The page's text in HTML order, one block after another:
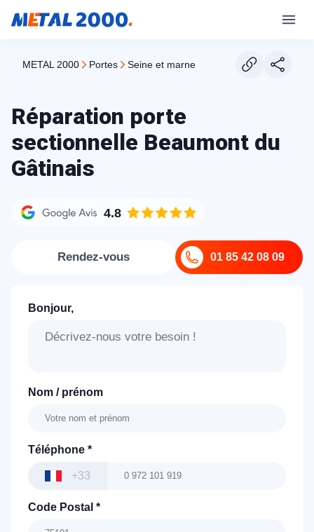
METAL 2000 portes seine et marne
Réparation porte
sectionnelle Beaumont du
Gâtinais
4.8
01 85 42 08 09
Rendez-vous
Bonjour,
Nom / prénom
Téléphone *
+33
Code Postal *